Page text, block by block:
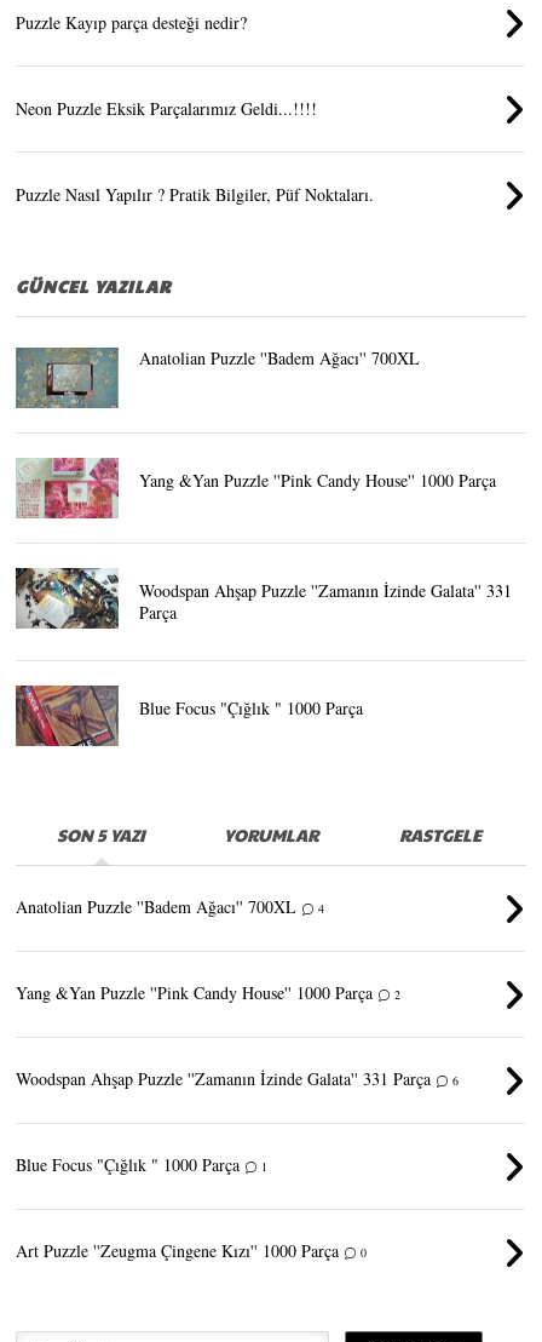
Puzzle Kayıp parça desteği nedir?
Neon Puzzle Eksik Parçalarımız Geldi...!!!!
Puzzle Nasıl Yapılır ? Pratik Bilgiler, Püf Noktaları.
GÜNCEL YAZILAR
Anatolian Puzzle ''Badem Ağacı'' 700XL
Yang &Yan Puzzle ''Pink Candy House'' 1000 Parça
Woodspan Ahşap Puzzle ''Zamanın İzinde Galata'' 331
Parça
Blue Focus "Çığlık " 1000 Parça
SON 5 YAZI YORUMLAR RASTGELE
Anatolian Puzzle ''Badem Ağacı'' 700XL 4
Yang &Yan Puzzle ''Pink Candy House'' 1000 Parça 2
Woodspan Ahşap Puzzle ''Zamanın İzinde Galata'' 331 Parça 6
Blue Focus "Çığlık " 1000 Parça 1
Art Puzzle ''Zeugma Çingene Kızı'' 1000 Parça 0